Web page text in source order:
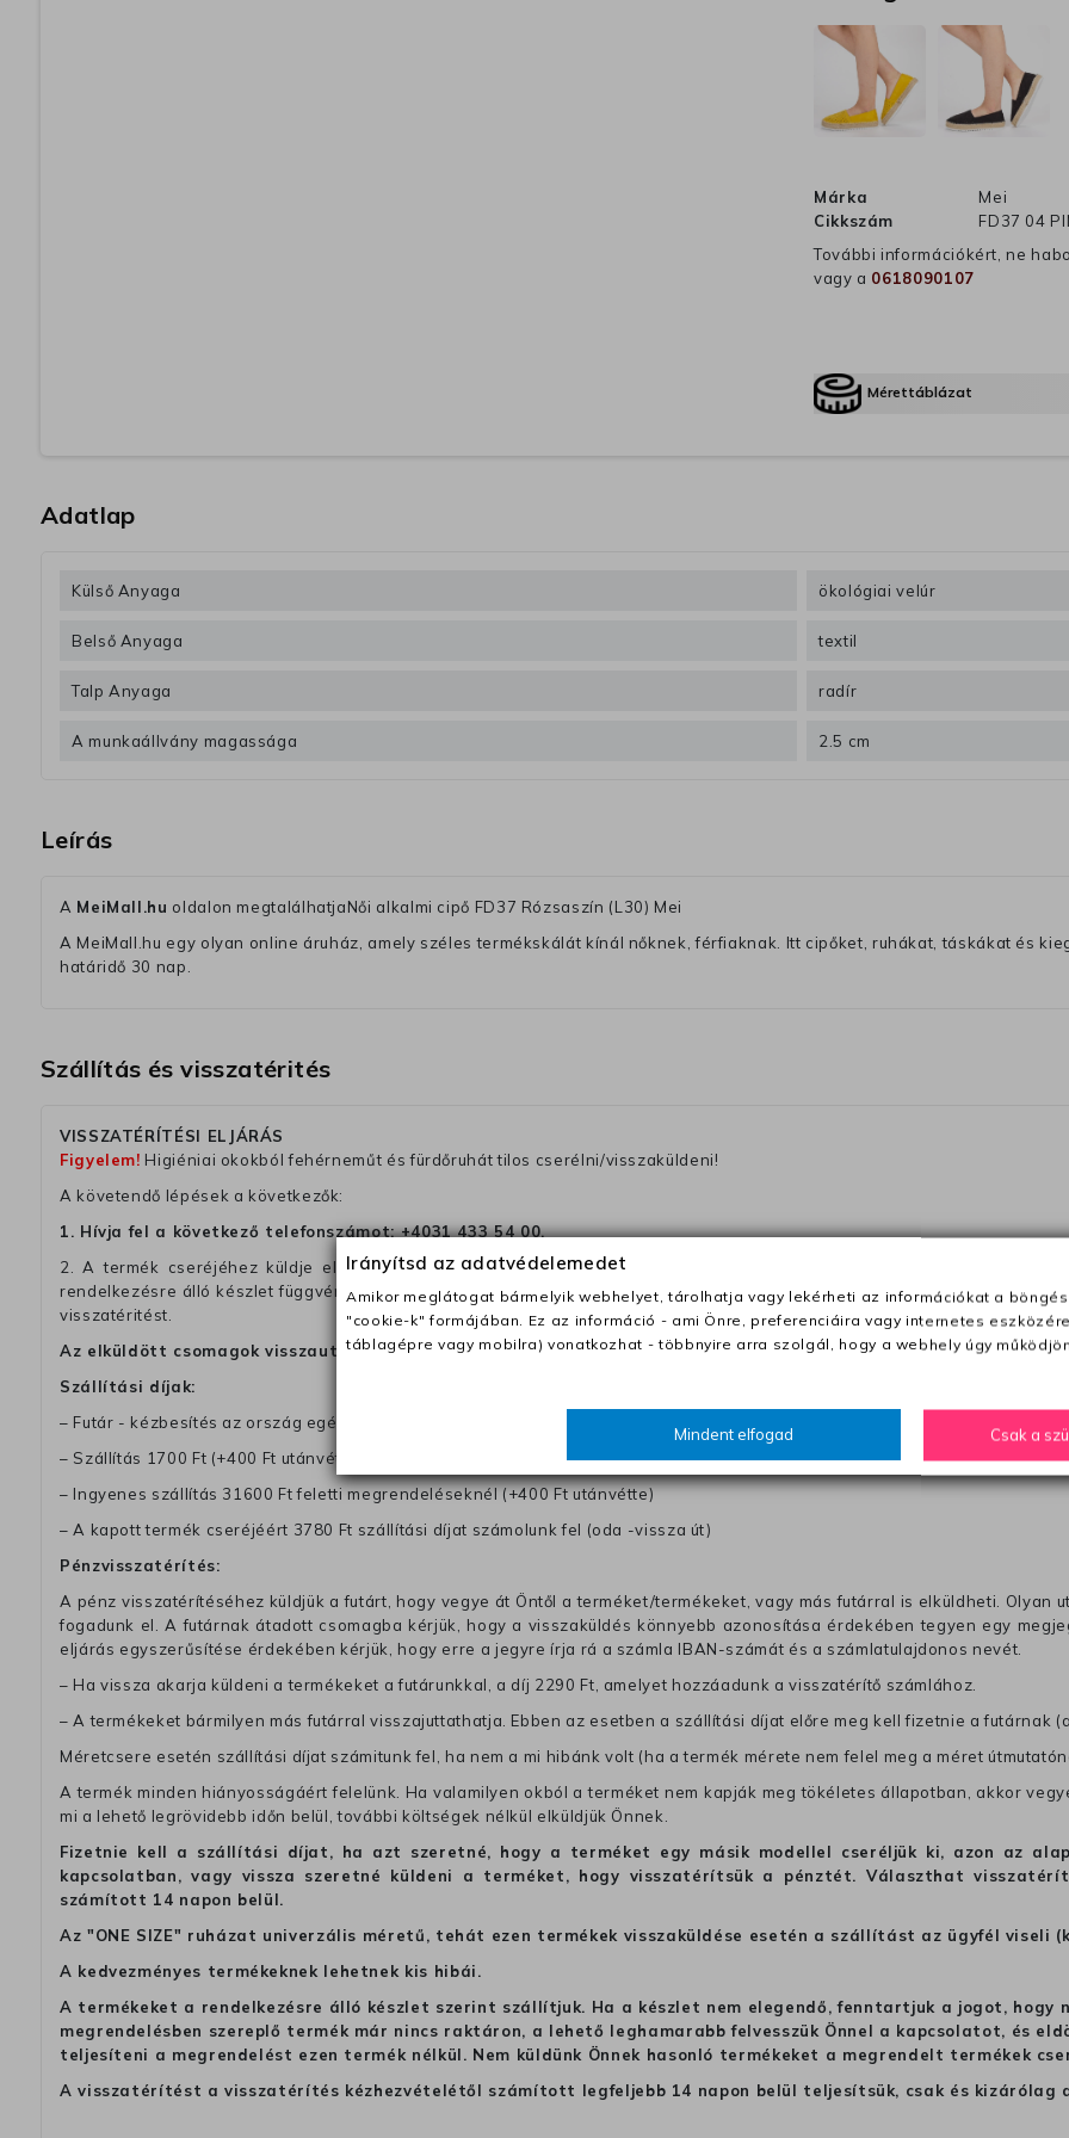
Márka
Mei
Cikkszám
FD37 04
További információkért, ne
vagy a 0618090107
Mérettáblázat
Adatlap
Külső Anyaga ökológiai velúr
Belső Anyaga textil
Talp Anyaga radír
A munkaállvány magassága 2.5 cm
Leírás
A MeiMall.hu oldalon megtalálhatjaNői alkalmi cipő FD37 Rózsaszín (L30) Mei
A MeiMall.hu egy olyan online áruház, amely széles termékskálát kínál nőknek, férfiaknak. Itt cipőket, ruhákat, táskákat és
határidő 30 nap.
Szállítás és visszatérités
VISSZATÉRÍTÉSI ELJÁRÁS
Figyelem! Higiéniai okokból fehérneműt és fürdőruhát tilos cserélni/visszaküldeni!
A követendő lépések a következők:
1. Hívja fel a következő telefonszámot:+4031 433 54 00.
2. A termék cseréjéhez küldje el nekünk a megfelelően becsomagolt terméket, miután megkaptuk, ellenőrizni fogjuk
rendelkezésre álló készlet függvényében. Kérjük, tegyen egy megjegyzést a csomagba, amelyen irja a telefonszámát vagy
visszatéritést.
Az elküldött csomagok visszautasításra kerülnek, ha ezeket nem megfelelő módon csomagolják !!
Szállítási díjak:
– Futár - kézbesítés az ország egész területén, 2-3 munkanapon belül a megrendelés e-mailben / sms-ben történő
– Szállítás 1700 Ft (+400 Ft utánvéttel)
– Ingyenes szállítás 31600 Ft feletti megrendeléseknél (+400 Ft utánvétte)
– A kapott termék cseréjéért 3780 Ft szállítási díjat számolunk fel (oda -vissza út)
Pénzvisszatérítés:
A pénz visszatérítéséhez küldjük a futárt, hogy vegye át Öntől a terméket/termékeket, vagy más futárral is elküldheti. Olyan
fogadunk el. A futárnak átadott csomagba kérjük, hogy a visszaküldés könnyebb azonosítása érdekében tegyen egy
eljárás egyszerűsítése érdekében kérjük, hogy erre a jegyre írja rá a számla IBAN-számát és a számlatulajdonos nevét.
– Ha vissza akarja küldeni a termékeket a futárunkkal, a díj 2290 Ft, amelyet hozzáadunk a visszatérítő számlához.
– A termékeket bármilyen más futárral visszajuttathatja. Ebben az esetben a szállítási díjat előre meg kell fizetnie a futárnak
Méretcsere esetén szállítási díjat számitunk fel, ha nem a mi hibánk volt (ha a termék mérete nem felel meg a méret
A termék minden hiányosságáért felelünk. Ha valamilyen okból a terméket nem kapják meg tökéletes állapotban, akkor
mi a lehető legrövidebb időn belül, további költségek nélkül elküldjük Önnek.
Fizetnie kell a szállítási díjat, ha azt szeretné, hogy a terméket egy másik modellel cseréljük ki, azon az
kapcsolatban, vagy vissza szeretné küldeni a terméket, hogy visszatérítsük a pénztét. Választhat
számított 14 napon belül.
Az "ONE SIZE" ruházat univerzális méretű, tehát ezen termékek visszaküldése esetén a szállítást az ügyfél viseli
A kedvezményes termékeknek lehetnek kis hibái.
A termékeket a rendelkezésre álló készlet szerint szállítjuk. Ha a készlet nem elegendő, fenntartjuk a jogot, hogy
megrendelésben szereplő termék már nincs raktáron, a lehető leghamarabb felvesszük Önnel a kapcsolatot, és
teljesíteni a megrendelést ezen termék nélkül. Nem küldünk Önnek hasonló termékeket a megrendelt termékek
A visszatérítést a visszatérítés kézhezvételétől számított legfeljebb 14 napon belül teljesítsük, csak és kizárólag
Irányítsd az adatvédelemedet
Amikor meglátogat bármelyik webhelyet, tárolhatja vagy lekérheti az információkat a
"cookie-k" formájában. Ez az információ - ami Önre, preferenciáira vagy internetes
táblagépre vagy mobilra) vonatkozhat - többnyire arra szolgál, hogy a webhely úgy
Mindent elfogad Csak a